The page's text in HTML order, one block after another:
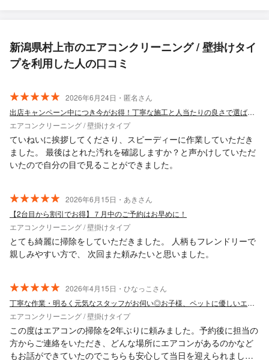
新潟県村上市のエアコンクリーニング / 壁掛けタイ
プを利用した人の口コミ
2026年6月24日・匿名さん
出店キャンペーン中につき今がお得！丁寧な施工と人当たりの良さで選ばれています
エアコンクリーニング / 壁掛けタイプ
ていねいに挨拶してくださり、スピーディーに作業していただき
ました。 最後はとれた汚れを確認しますか？と声かけしていただ
いたので自分の目で見ることができました。
2026年6月15日・あきさん
【2台目から割引でお得】７月中のご予約はお早めに！
エアコンクリーニング / 壁掛けタイプ
とても綺麗に掃除をしていただきました。 人柄もフレンドリーで
親しみやすい方で、 次回また頼みたいと思いました。
2026年4月15日・ひなっこさん
丁寧な作業・明るく元気なスタッフがお伺い◎お子様、ペットに優しいエコ洗剤使用★
エアコンクリーニング / 壁掛けタイプ
この度はエアコンの掃除を2年ぶりに頼みました。予約後に担当の
方からご連絡をいただき、どんな場所にエアコンがあるのかなど
もお話ができていたのでこちらも安心して当日を迎えられまし